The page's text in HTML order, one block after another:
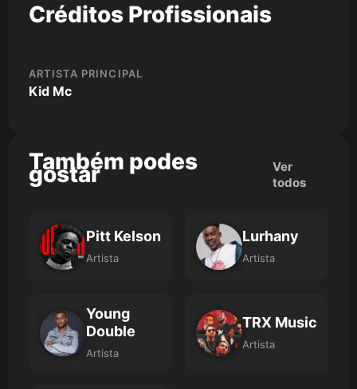
Créditos Profissionais
ARTISTA PRINCIPAL
Kid Mc
Também podes
gostar
Ver
todos
Pitt Kelson
Artista
Lurhany
Artista
Young
Double
Artista
TRX Music
Artista